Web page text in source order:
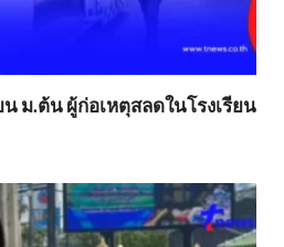
ม.ต้น ผู้ก่อเหตุสลดในโรงเรียน